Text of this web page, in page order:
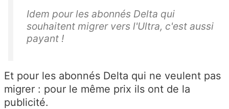
Idem pour les abonnés Delta qui
souhaitent migrer vers l'Ultra, c'est aussi
payant !
Et pour les abonnés Delta qui ne veulent pas
migrer : pour le même prix ils ont de la
publicité.